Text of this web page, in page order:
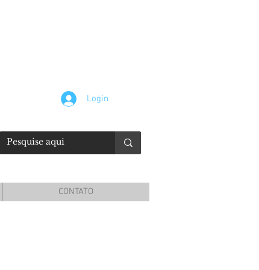
Login
CONTATO